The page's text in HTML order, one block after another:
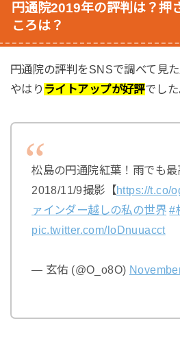
円通院2019年の評判は？押
ころは？
円通院の評判をSNSで調べて見
やはり ライトアップが好評でした
松島の円通院紅葉！雨でも最
2018/11/9撮影【https://t.co/
ァインダー越しの私の世界 #
pic.twitter.com/loDnuuacct
— 玄佑 (@O_o8O)